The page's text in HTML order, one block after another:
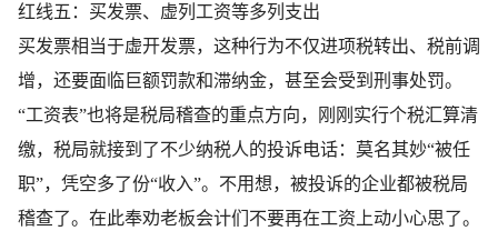
红线五：买发票、虚列工资等多列支出
买发票相当于虚开发票，这种行为不仅进项税转出、税前调
增，还要面临巨额罚款和滞纳金，甚至会受到刑事处罚。
“工资表”也将是税局稽查的重点方向，刚刚实行个税汇算清
缴，税局就接到了不少纳税人的投诉电话：莫名其妙“被任
职”，凭空多了份“收入”。不用想，被投诉的企业都被税局
稽查了。在此奉劝老板会计们不要再在工资上动小心思了。